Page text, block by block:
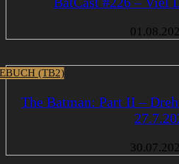
(TB2)
The Batman: Part II –